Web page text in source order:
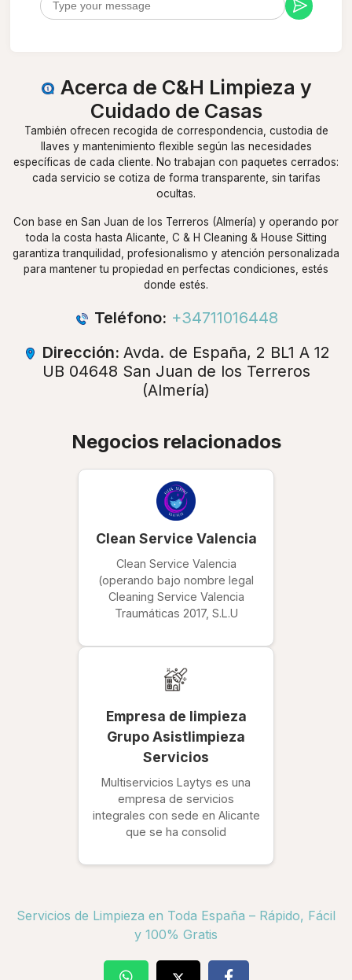
Acerca de C&H Limpieza y
Cuidado de Casas
También ofrecen recogida de correspondencia, custodia de
llaves y mantenimiento flexible según las necesidades
específicas de cada cliente. No trabajan con paquetes cerrados:
cada servicio se cotiza de forma transparente, sin tarifas
ocultas.
Con base en San Juan de los Terreros (Almería) y operando por
toda la costa hasta Alicante, C & H Cleaning & House Sitting
garantiza tranquilidad, profesionalismo y atención personalizada
para mantener tu propiedad en perfectas condiciones, estés
donde estés.
Teléfono: +34711016448
Dirección: Avda. de España, 2 BL1 A 12
UB 04648 San Juan de los Terreros
(Almería)
Negocios relacionados
Clean Service Valencia
Clean Service Valencia
(operando bajo nombre legal
Cleaning Service Valencia
Traumáticas 2017, S.L.U
Empresa de limpieza
Grupo Asistlimpieza
Servicios
Multiservicios Laytys es una
empresa de servicios
integrales con sede en Alicante
que se ha consolid
Servicios de Limpieza en Toda España – Rápido, Fácil
y 100% Gratis